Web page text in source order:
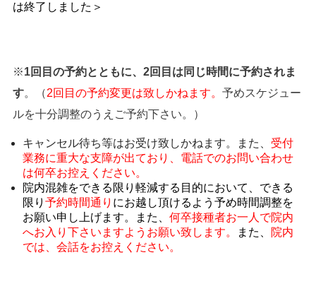
は終了しました＞
※1回目の予約とともに、2回目は同じ時間に予約されま
す。 （2回目の予約変更は致しかねます。 予めスケジュー
ルを十分調整のうえご予約下さい。）
キャンセル待ち等はお受け致しかねます。また、 受付
業務に重大な支障が出ており、電話でのお問い合わせ
は何卒お控えください。
院内混雑をできる限り軽減する目的において、できる
限り 予約時間通り にお越し頂けるよう予め時間調整を
お願い申し上げます。また、 何卒接種者お一人で院内
へお入り下さいますようお願い致します。
また、
院内
では、会話をお控えください。